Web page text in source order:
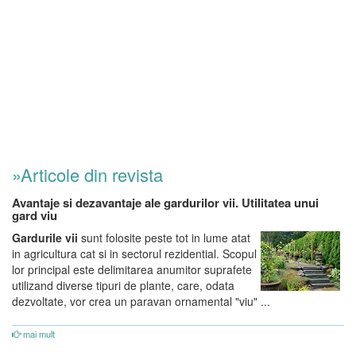
»Articole din revista
Avantaje si dezavantaje ale gardurilor vii. Utilitatea unui
gard viu
Gardurile vii sunt folosite peste tot in lume atat
in agricultura cat si in sectorul rezidential. Scopul
lor principal este delimitarea anumitor suprafete
utilizand diverse tipuri de plante, care, odata
dezvoltate, vor crea un paravan ornamental "viu" ...
mai mult